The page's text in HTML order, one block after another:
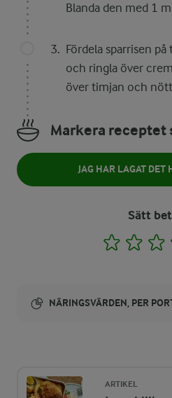
Blanda den med 1
Fördela sparrisen
och ringla över
över timjan och
Markera
JAG HAR LAGAT DET
Sätt
1 2
NÄRINGSVÄRDEN, PER
ARTIKEL